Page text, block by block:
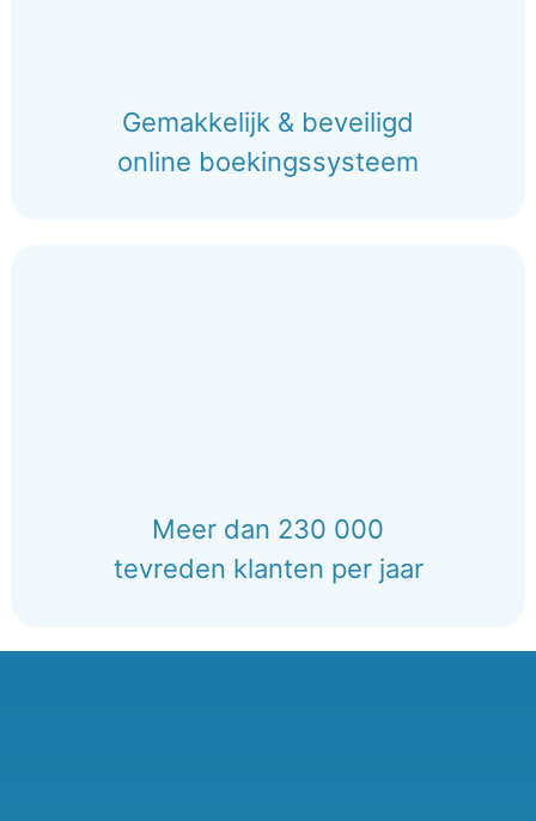
Gemakkelijk & beveiligd
online boekingssysteem
Meer dan 230 000
tevreden klanten per jaar